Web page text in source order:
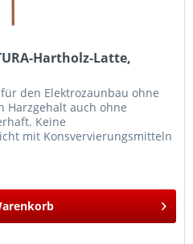
Hartholz-Latte,
den Elektrozaunbau ohne
Harzgehalt auch ohne
Keine
mit Konsvervierungsmitteln